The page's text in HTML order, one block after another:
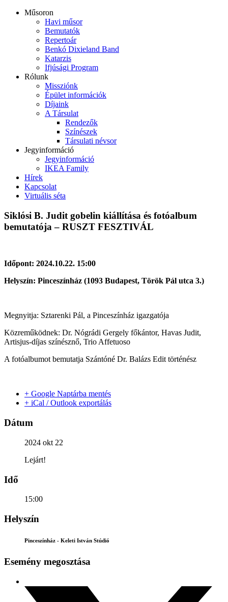
Műsoron
Havi műsor
Bemutatók
Repertoár
Benkó Dixieland Band
Katarzis
Ifjúsági Program
Rólunk
Missziónk
Épület információk
Díjaink
A Társulat
Rendezők
Színészek
Társulati névsor
Jegyinformáció
Jegyinformáció
IKEA Family
Hírek
Kapcsolat
Virtuális séta
Siklósi B. Judit gobelin kiállítása és fotóalbum
bemutatója – RUSZT FESZTIVÁL
Időpont: 2024.10.22. 15:00
Helyszín: Pinceszínház (1093 Budapest, Török Pál utca 3.)
Megnyitja: Sztarenki Pál, a Pinceszínház igazgatója
Közreműködnek: Dr. Nógrádi Gergely főkántor, Havas Judit,
Artisjus-díjas színésznő, Trio Affetuoso
A fotóalbumot bemutatja Szántóné Dr. Balázs Edit történész
+ Google Naptárba mentés
+ iCal / Outlook exportálás
Dátum
2024 okt 22
Lejárt!
Idő
15:00
Helyszín
Pinceszínház - Keleti István Stúdió
Esemény megosztása